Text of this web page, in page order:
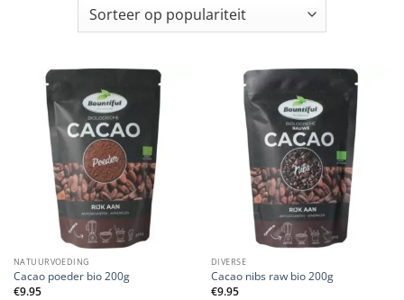
NATUURVOEDING
Cacao poeder bio 200g
€9.95
DIVERSE
Cacao nibs raw bio 200g
€9.95